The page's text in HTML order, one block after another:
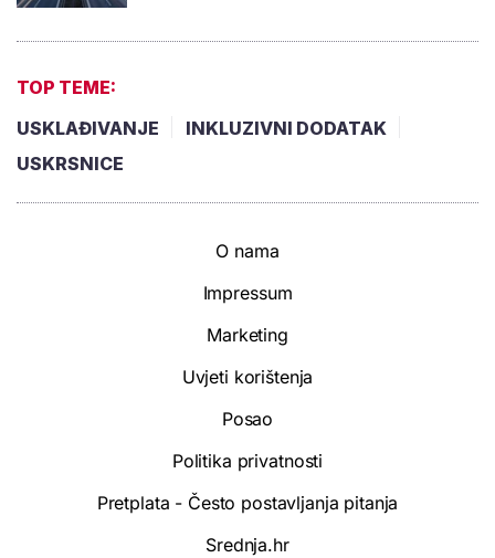
TOP TEME:
USKLAĐIVANJE
INKLUZIVNI DODATAK
USKRSNICE
O nama
Impressum
Marketing
Uvjeti korištenja
Posao
Politika privatnosti
Pretplata - Često postavljanja pitanja
Srednja.hr